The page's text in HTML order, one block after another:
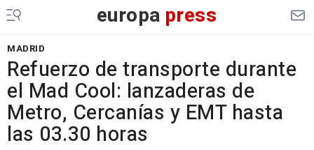
europa press
MADRID
Refuerzo de transporte durante
el Mad Cool: lanzaderas de
Metro, Cercanías y EMT hasta
las 03.30 horas